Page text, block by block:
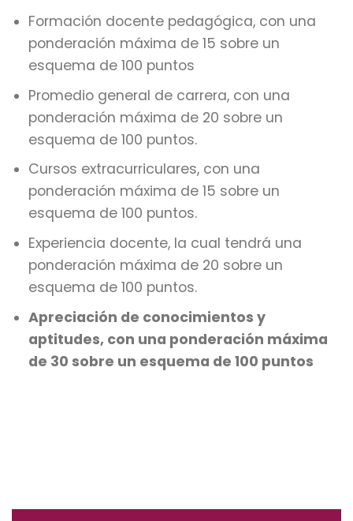
Formación docente pedagógica, con una
ponderación máxima de 15 sobre un
esquema de 100 puntos
Promedio general de carrera, con una
ponderación máxima de 20 sobre un
esquema de 100 puntos.
Cursos extracurriculares, con una
ponderación máxima de 15 sobre un
esquema de 100 puntos.
Experiencia docente, la cual tendrá una
ponderación máxima de 20 sobre un
esquema de 100 puntos.
Apreciación de conocimientos y
aptitudes, con una ponderación máxima
de 30 sobre un esquema de 100 puntos